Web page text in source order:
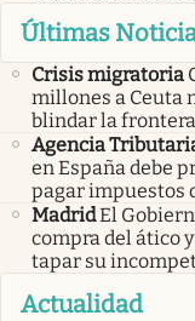
Últimas
Crisis migratoria
millones a Ceuta
blindar la frontera
Agencia
en España debe
pagar impuestos
MadridEl
compra del ático
tapar su
Actualidad